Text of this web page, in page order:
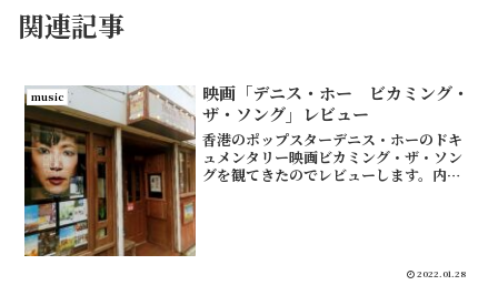
関連記事
music
映画「デニス・ホー ビカミング・
ザ・ソング」レビュー
香港のポップスターデニス・ホーのドキ
ュメンタリー映画ビカミング・ザ・ソン
グを観てきたのでレビューします。内容
2022.01.28